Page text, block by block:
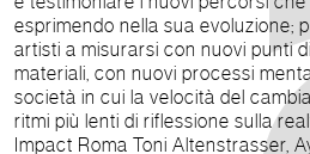
esprimendo nella sua evoluzione;
artisti a misurarsi con nuovi punti
materiali, con nuovi processi
società in cui la velocità del
ritmi più lenti di riflessione sulla realtà. Artisti sede
Impact Roma Toni Altenstrasser,